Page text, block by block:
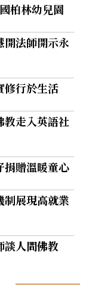
柏林幼兒園
法師開示永
行於生活
走入英語社
贈溫暖童心
展現高就業
人間佛教